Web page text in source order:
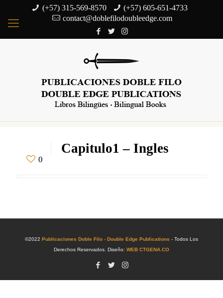
(+57) 315-569-8570
(+57) 605-651-4733
contact@doblefilodoubleedge.com
0
Capitulo1 – Ingles
©2022 Publicaciones Doble Filo - Double Edge Publications - Todos Los
Derechos Reservados. Diseño: WEB CTGENA.CO